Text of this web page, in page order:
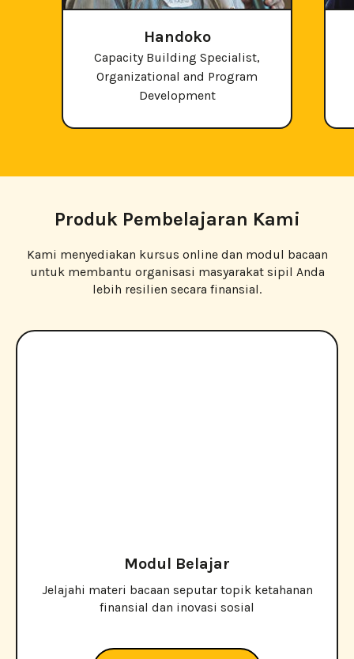
Handoko
Capacity Building Specialist,
Organizational and Program
Development
Produk Pembelajaran Kami
Kami menyediakan kursus online dan modul bacaan
untuk membantu organisasi masyarakat sipil Anda
lebih resilien secara finansial.
Modul Belajar
Jelajahi materi bacaan seputar topik ketahanan
finansial dan inovasi sosial